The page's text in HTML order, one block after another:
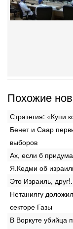
Похожие
Стратегия: «Купи
Бенет и Саар
выборов
Ах, если б
Я.Кедми об
Это Израиль,
Нетаниягу
секторе Газы
В Воркуте убийца